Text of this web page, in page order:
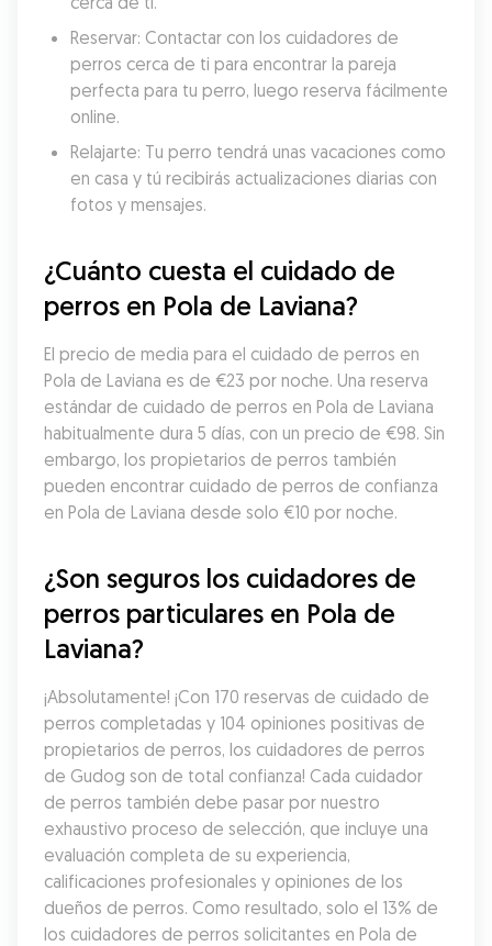
Reservar: Contactar con los cuidadores de
perros cerca de ti para encontrar la pareja
perfecta para tu perro, luego reserva fácilmente
online.
Relajarte: Tu perro tendrá unas vacaciones como
en casa y tú recibirás actualizaciones diarias con
fotos y mensajes.
¿Cuánto cuesta el cuidado de
perros en Pola de Laviana?
El precio de media para el cuidado de perros en
Pola de Laviana es de €23 por noche. Una reserva
estándar de cuidado de perros en Pola de Laviana
habitualmente dura 5 días, con un precio de €98. Sin
embargo, los propietarios de perros también
pueden encontrar cuidado de perros de confianza
en Pola de Laviana desde solo €10 por noche.
¿Son seguros los cuidadores de
perros particulares en Pola de
Laviana?
¡Absolutamente! ¡Con 170 reservas de cuidado de
perros completadas y 104 opiniones positivas de
propietarios de perros, los cuidadores de perros
de Gudog son de total confianza! Cada cuidador
de perros también debe pasar por nuestro
exhaustivo proceso de selección, que incluye una
evaluación completa de su experiencia,
calificaciones profesionales y opiniones de los
dueños de perros. Como resultado, solo el 13% de
los cuidadores de perros solicitantes en Pola de